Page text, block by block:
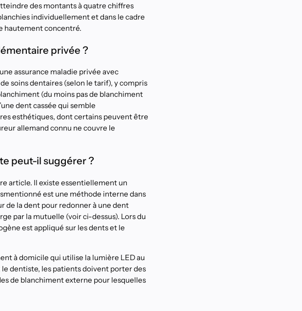
des montants à quatre chiffres
individuellement et dans le cadre
hautement concentré.
privée ?
assurance maladie privée avec
soins dentaires (selon le tarif), y compris
(du moins pas de blanchiment
dent cassée qui semble
esthétiques, dont certains peuvent être
allemand connu ne couvre le
peut-il suggérer ?
article. Il existe essentiellement un
est une méthode interne dans
de la dent pour redonner à une dent
par la mutuelle (voir ci-dessus). Lors du
est appliqué sur les dents et le
à domicile qui utilise la lumière LED au
le dentiste, les patients doivent porter des
de blanchiment externe pour lesquelles